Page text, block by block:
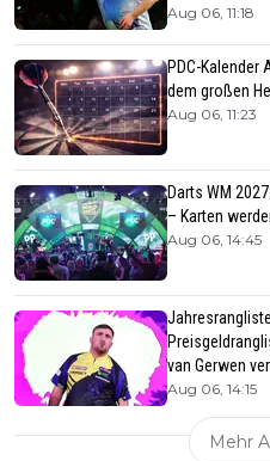
Aug 06, 11:18
PDC-Kalender
dem großen
Aug 06, 11:23
Darts WM
– Karten
Aug 06, 14:45
van Gerwen
Aug 06, 14:15
Mehr